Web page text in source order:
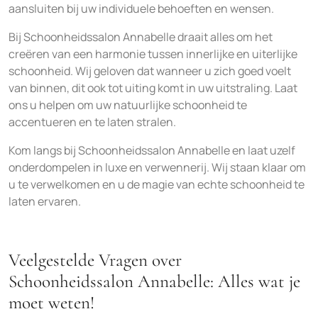
aansluiten bij uw individuele behoeften en wensen.
Bij Schoonheidssalon Annabelle draait alles om het
creëren van een harmonie tussen innerlijke en uiterlijke
schoonheid. Wij geloven dat wanneer u zich goed voelt
van binnen, dit ook tot uiting komt in uw uitstraling. Laat
ons u helpen om uw natuurlijke schoonheid te
accentueren en te laten stralen.
Kom langs bij Schoonheidssalon Annabelle en laat uzelf
onderdompelen in luxe en verwennerij. Wij staan klaar om
u te verwelkomen en u de magie van echte schoonheid te
laten ervaren.
Veelgestelde Vragen over
Schoonheidssalon Annabelle: Alles wat je
moet weten!